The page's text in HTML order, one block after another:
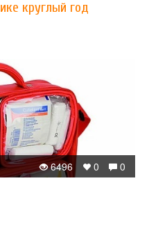
круглый год
0
0
6496